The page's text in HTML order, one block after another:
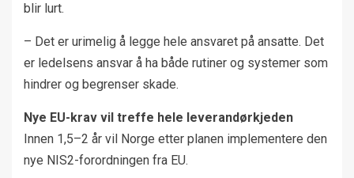
blir lurt.
– Det er urimelig å legge hele ansvaret på ansatte. Det
er ledelsens ansvar å ha både rutiner og systemer som
hindrer og begrenser skade.
Nye EU-krav vil treffe hele leverandørkjeden
Innen 1,5–2 år vil Norge etter planen implementere den
nye NIS2-forordningen fra EU.